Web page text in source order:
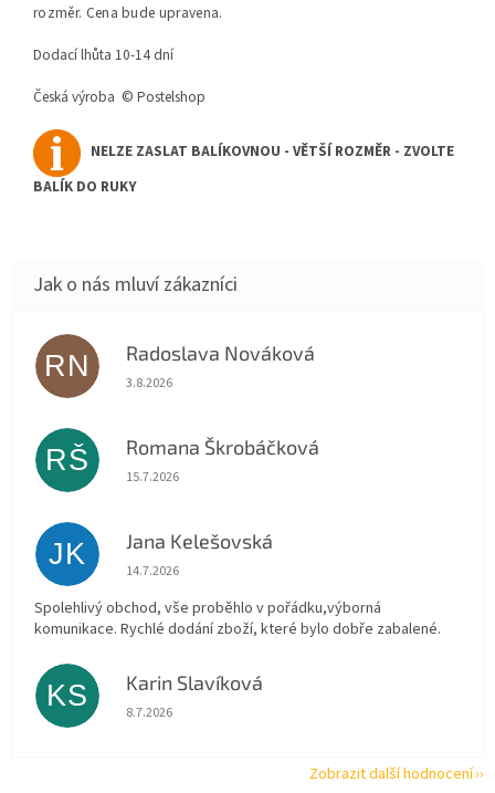
rozměr. Cena bude upravena.
Dodací lhůta 10-14 dní
Česká výroba © Postelshop
NELZE ZASLAT BALÍKOVNOU - VĚTŠÍ ROZMĚR - ZVOLTE
BALÍK DO RUKY
RN Radoslava Nováková
Hodnocení obchodu je 5 z 5 hvězdiček.
3.8.2026
RŠ Romana Škrobáčková
Hodnocení obchodu je 5 z 5 hvězdiček.
15.7.2026
JK Jana Kelešovská
Hodnocení obchodu je 5 z 5 hvězdiček.
14.7.2026
Spolehlivý obchod, vše proběhlo v pořádku,výborná
komunikace. Rychlé dodání zboží, které bylo dobře zabalené.
KS Karin Slavíková
Hodnocení obchodu je 5 z 5 hvězdiček.
8.7.2026
Zobrazit další hodnocení